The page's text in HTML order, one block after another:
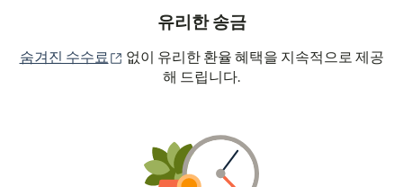
유리한 송금
숨겨진 수수료 (새 창에서 열림)
없이 유리한 환율 혜택을 지속적으로 제공
해 드립니다.